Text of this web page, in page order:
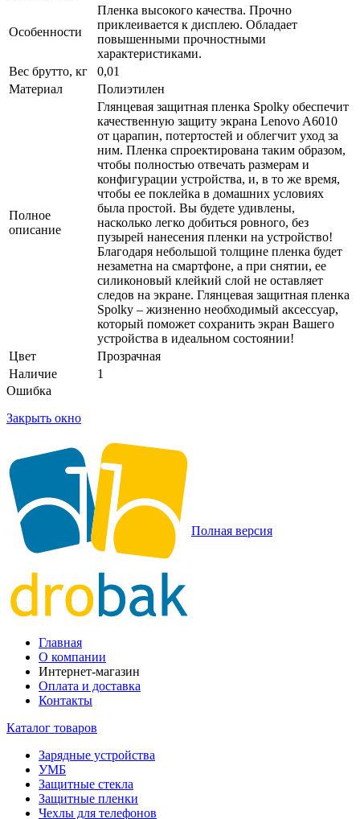
Особенности
Пленка высокого качества. Прочно
приклеивается к дисплею. Обладает
повышенными прочностными
характеристиками.
Вес брутто, кг
0,01
Материал
Полиэтилен
Полное
описание
Глянцевая защитная пленка Spolky обеспечит
качественную защиту экрана Lenovo A6010
от царапин, потертостей и облегчит уход за
ним. Пленка спроектирована таким образом,
чтобы полностью отвечать размерам и
конфигурации устройства, и, в то же время,
чтобы ее поклейка в домашних условиях
была простой. Вы будете удивлены,
насколько легко добиться ровного, без
пузырей нанесения пленки на устройство!
Благодаря небольшой толщине пленка будет
незаметна на смартфоне, а при снятии, ее
силиконовый клейкий слой не оставляет
следов на экране. Глянцевая защитная пленка
Spolky – жизненно необходимый аксессуар,
который поможет сохранить экран Вашего
устройства в идеальном состоянии!
Цвет
Прозрачная
Наличие
1
Ошибка
Закрыть окно
Полная версия
Главная
О компании
Интернет-магазин
Оплата и доставка
Контакты
Каталог товаров
Зарядные устройства
УМБ
Защитные стекла
Защитные пленки
Чехлы для телефонов